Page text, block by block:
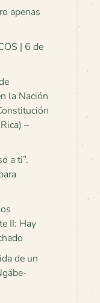
apenas
| 6 de
la Nación
–
a ti”.
II: Hay
de un